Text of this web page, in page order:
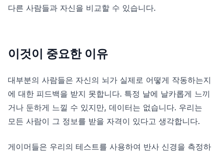
FPS Reaction
기사
대시보드
다른 사람들과 자신을 비교할 수 있습니다.
이것이 중요한 이유
대부분의 사람들은 자신의 뇌가 실제로 어떻게 작동하는지
에 대한 피드백을 받지 못합니다. 특정 날에 날카롭게 느끼
거나 둔하게 느낄 수 있지만, 데이터는 없습니다. 우리는
모든 사람이 그 정보를 받을 자격이 있다고 생각합니다.
게이머들은 우리의 테스트를 사용하여 반사 신경을 측정하